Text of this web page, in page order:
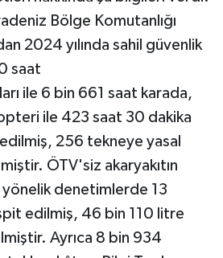
Bölge Komutanlığı
2024 yılında sahil güvenlik
saat
ile 6 bin 661 saat karada,
ile 423 saat 30 dakika
256 tekneye yasal
ÖTV'siz akaryakıtın
yönelik denetimlerde 13
edilmiş, 46 bin 110 litre
Ayrıca 8 bin 934